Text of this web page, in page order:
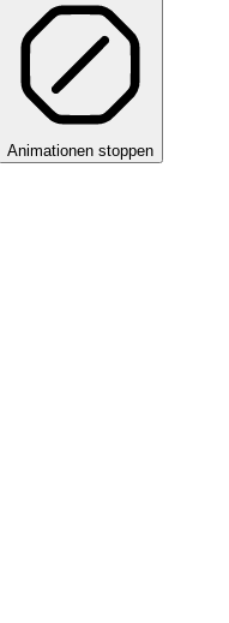
Animationen stoppen